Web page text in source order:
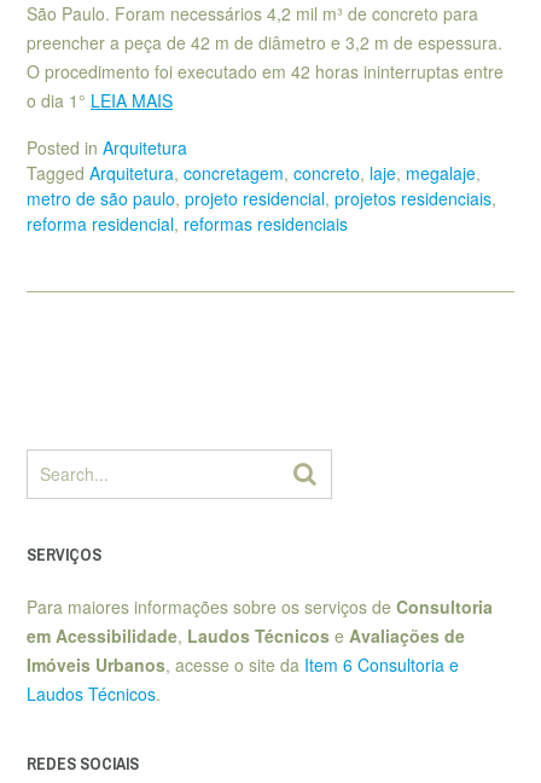
São Paulo. Foram necessários 4,2 mil m³ de concreto para
preencher a peça de 42 m de diâmetro e 3,2 m de espessura.
O procedimento foi executado em 42 horas ininterruptas entre
o dia 1° LEIA MAIS
Posted in Arquitetura
Tagged Arquitetura, concretagem, concreto, laje, megalaje,
metro de são paulo, projeto residencial, projetos residenciais,
reforma residencial, reformas residenciais
SERVIÇOS
Para maiores informações sobre os serviços de Consultoria
em Acessibilidade, Laudos Técnicos e Avaliações de
Imóveis Urbanos, acesse o site da Item 6 Consultoria e
Laudos Técnicos.
REDES SOCIAIS